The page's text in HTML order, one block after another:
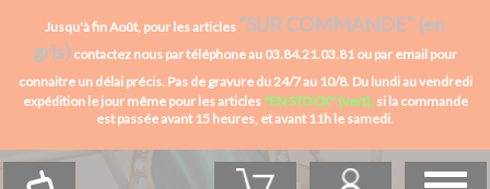
Jusqu'à fin Août, pour les articles "SUR COMMANDE" (en
gris) contactez nous par téléphone au 03.84.21.03.81 ou par email pour
connaitre un délai précis. Pas de gravure du 24/7 au 10/8. Du lundi au vendredi
expédition le jour même pour les articles "EN STOCK" (vert), si la commande
est passée avant 15 heures, et avant 11h le samedi.